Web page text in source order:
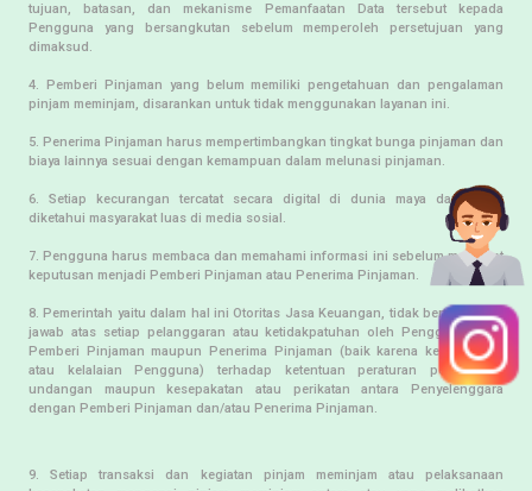
tujuan, batasan, dan mekanisme Pemanfaatan Data tersebut kepada
Pengguna yang bersangkutan sebelum memperoleh persetujuan yang
dimaksud.
4. Pemberi Pinjaman yang belum memiliki pengetahuan dan pengalaman
pinjam meminjam, disarankan untuk tidak menggunakan layanan ini.
5. Penerima Pinjaman harus mempertimbangkan tingkat bunga pinjaman dan
biaya lainnya sesuai dengan kemampuan dalam melunasi pinjaman.
6. Setiap kecurangan tercatat secara digital di dunia maya dan dapat
diketahui masyarakat luas di media sosial.
7. Pengguna harus membaca dan memahami informasi ini sebelum membuat
keputusan menjadi Pemberi Pinjaman atau Penerima Pinjaman.
8. Pemerintah yaitu dalam hal ini Otoritas Jasa Keuangan, tidak bertanggung
jawab atas setiap pelanggaran atau ketidakpatuhan oleh Pengguna, baik
Pemberi Pinjaman maupun Penerima Pinjaman (baik karena kesengajaan
atau kelalaian Pengguna) terhadap ketentuan peraturan perundang-
undangan maupun kesepakatan atau perikatan antara Penyelenggara
dengan Pemberi Pinjaman dan/atau Penerima Pinjaman.
9. Setiap transaksi dan kegiatan pinjam meminjam atau pelaksanaan